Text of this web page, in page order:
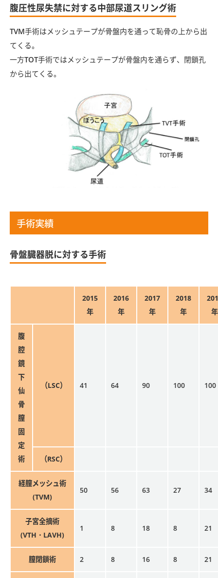
腹圧性尿失禁に対する中部尿道スリング術
TVM手術はメッシュテープが骨盤内を通って恥骨の上から出
てくる。
一方TOT手術ではメッシュテープが骨盤内を通らず、閉鎖孔
から出てくる。
手術実績
骨盤臓器脱に対する手術
2015
年
2016
年
2017
年
2018
年
年
腹
腔
鏡
下
仙
骨
膣
固
定
術
（LSC） 41 64 90 100 100
（RSC）
経膣メッシュ術
(TVM)
50 56 63 27 34
子宮全摘術
(VTH・LAVH)
1 8 18 8 21
膣閉鎖術 2 8 16 8 21